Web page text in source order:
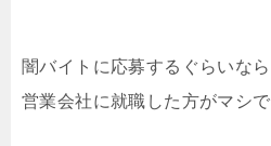
闇バイトに応募するぐらいな
営業会社に就職した方がマシで